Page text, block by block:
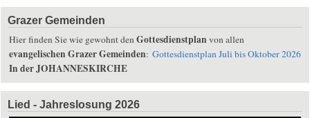
Grazer Gemeinden
Hier finden Sie wie gewohnt den Gottesdienstplan von allen
evangelischen Grazer Gemeinden: Gottesdienstplan Juli bis Oktober 2026
In der JOHANNESKIRCHE
Lied - Jahreslosung 2026